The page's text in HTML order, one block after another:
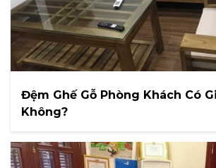
Đệm Ghế Gỗ Phòng Khách Có
Không?